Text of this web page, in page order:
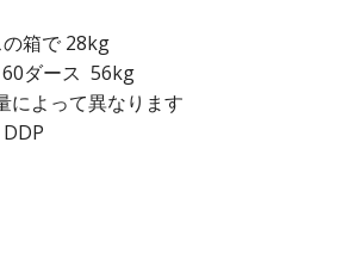
箱で 28kg
ース 56kg
によって異なります